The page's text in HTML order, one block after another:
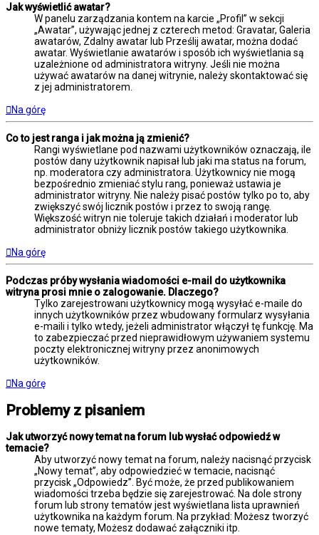
Jak wyświetlić awatar?
W panelu zarządzania kontem na karcie „Profil” w sekcji
„Awatar”, używając jednej z czterech metod: Gravatar, Galeria
awatarów, Zdalny awatar lub Prześlij awatar, można dodać
awatar. Wyświetlanie awatarów i sposób ich wyświetlania są
uzależnione od administratora witryny. Jeśli nie można
używać awatarów na danej witrynie, należy skontaktować się
z jej administratorem.
Na górę
Co to jest ranga i jak można ją zmienić?
Rangi wyświetlane pod nazwami użytkowników oznaczają, ile
postów dany użytkownik napisał lub jaki ma status na forum,
np. moderatora czy administratora. Użytkownicy nie mogą
bezpośrednio zmieniać stylu rang, ponieważ ustawia je
administrator witryny. Nie należy pisać postów tylko po to, aby
zwiększyć swój licznik postów i przez to swoją rangę.
Większość witryn nie toleruje takich działań i moderator lub
administrator obniży licznik postów takiego użytkownika.
Na górę
Podczas próby wysłania wiadomości e-mail do użytkownika
witryna prosi mnie o zalogowanie. Dlaczego?
Tylko zarejestrowani użytkownicy mogą wysyłać e-maile do
innych użytkowników przez wbudowany formularz wysyłania
e-maili i tylko wtedy, jeżeli administrator włączył tę funkcję. Ma
to zabezpieczać przed nieprawidłowym używaniem systemu
poczty elektronicznej witryny przez anonimowych
użytkowników.
Na górę
Problemy z pisaniem
Jak utworzyć nowy temat na forum lub wysłać odpowiedź w
temacie?
Aby utworzyć nowy temat na forum, należy nacisnąć przycisk
„Nowy temat”, aby odpowiedzieć w temacie, nacisnąć
przycisk „Odpowiedz”. Być może, że przed publikowaniem
wiadomości trzeba będzie się zarejestrować. Na dole strony
forum lub strony tematów jest wyświetlana lista uprawnień
użytkownika na każdym forum. Na przykład: Możesz tworzyć
nowe tematy, Możesz dodawać załączniki itp.